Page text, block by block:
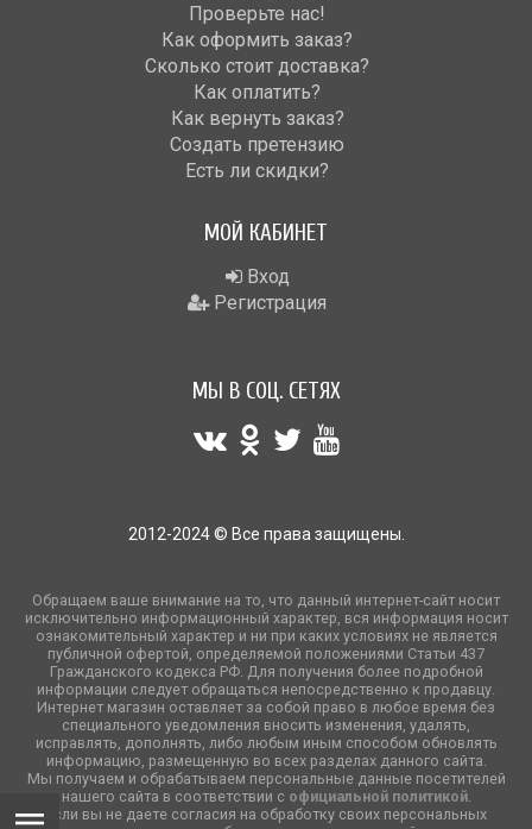
Проверьте нас!
Как оформить заказ?
Сколько стоит доставка?
Как оплатить?
Как вернуть заказ?
Создать претензию
Есть ли скидки?
МОЙ КАБИНЕТ
Вход
Регистрация
МЫ В СОЦ. СЕТЯХ
2012-2024 © Все права защищены.
Обращаем ваше внимание на то, что данный интернет-сайт носит
исключительно информационный характер, вся информация носит
ознакомительный характер и ни при каких условиях не является
публичной офертой, определяемой положениями Статьи 437
Гражданского кодекса РФ. Для получения более подробной
информации следует обращаться непосредственно к продавцу.
Интернет магазин оставляет за собой право в любое время без
специального уведомления вносить изменения, удалять,
исправлять, дополнять, либо любым иным способом обновлять
информацию, размещенную во всех разделах данного сайта.
Мы получаем и обрабатываем персональные данные посетителей
нашего сайта в соответствии с официальной политикой.
Если вы не даете согласия на обработку своих персональных